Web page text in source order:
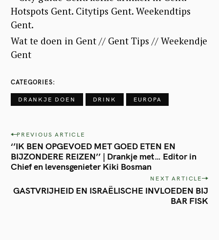
Wat te doen in Gent // Gent Tips // Weekendje
Gent
CATEGORIES
DRANKJE DOEN DRINK EUROPA
P
o
s
n
PREVIOUS ARTICLE
‘’IK BEN OPGEVOED MET GOED ETEN EN
BIJZONDERE REIZEN’’ | Drankje met… Editor in
Chief en levensgenieter Kiki Bosman
NEXT ARTICLE
GASTVRIJHEID EN ISRAËLISCHE INVLOEDEN BIJ
BAR FISK